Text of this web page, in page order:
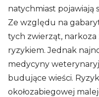
natychmiast pojawiają
Ze względu na
tych zwierząt, narkoza
ryzykiem. Jednak
medycyny
budujące wieści.
okołozabiegowej